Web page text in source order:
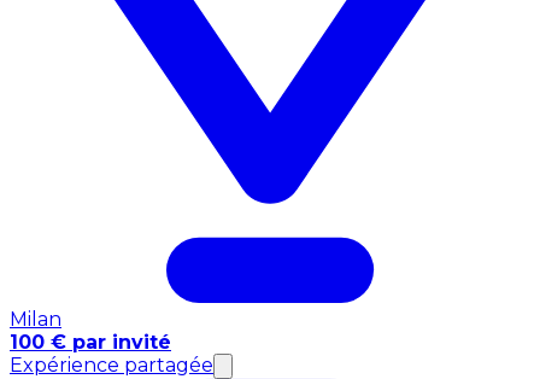
Milan
100 € par invité
Expérience partagée